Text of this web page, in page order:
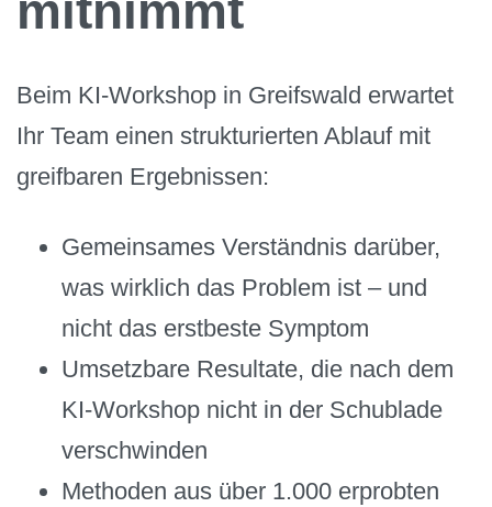
Beim KI-Workshop in Greifswald erwartet
Ihr Team einen strukturierten Ablauf mit
greifbaren Ergebnissen:
Gemeinsames Verständnis darüber,
was wirklich das Problem ist – und
nicht das erstbeste Symptom
Umsetzbare Resultate, die nach dem
KI-Workshop nicht in der Schublade
verschwinden
Methoden aus über 1.000 erprobten